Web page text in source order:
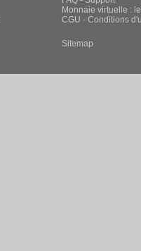
Monnaie virtuelle :
CGU - Conditions
Sitemap